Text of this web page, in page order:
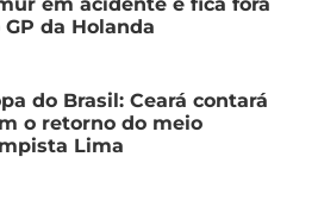
GP da Holanda
do Brasil: Ceará contará
o retorno do meio
Lima